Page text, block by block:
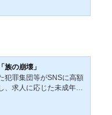
にでも可能だったとは言
った。コルト・パイソ
族の崩壊」
犯罪集団等がSNSに高額
求人に応じた未成年者